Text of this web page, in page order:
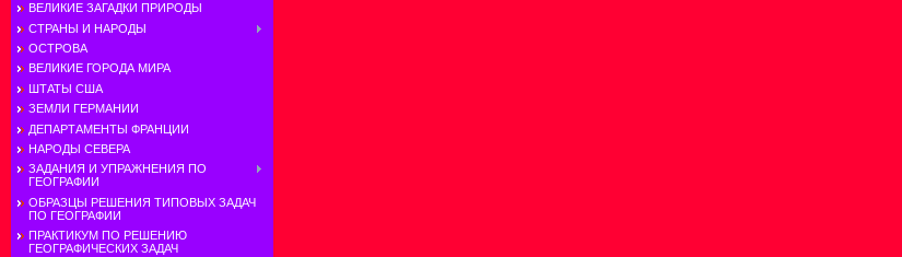
ВЕЛИКИЕ ЗАГАДКИ ПРИРОДЫ
СТРАНЫ И НАРОДЫ
ОСТРОВА
ВЕЛИКИЕ ГОРОДА МИРА
ШТАТЫ США
ЗЕМЛИ ГЕРМАНИИ
ДЕПАРТАМЕНТЫ ФРАНЦИИ
НАРОДЫ СЕВЕРА
ЗАДАНИЯ И УПРАЖНЕНИЯ ПО
ГЕОГРАФИИ
ОБРАЗЦЫ РЕШЕНИЯ ТИПОВЫХ ЗАДАЧ
ПО ГЕОГРАФИИ
ПРАКТИКУМ ПО РЕШЕНИЮ
ГЕОГРАФИЧЕСКИХ ЗАДАЧ